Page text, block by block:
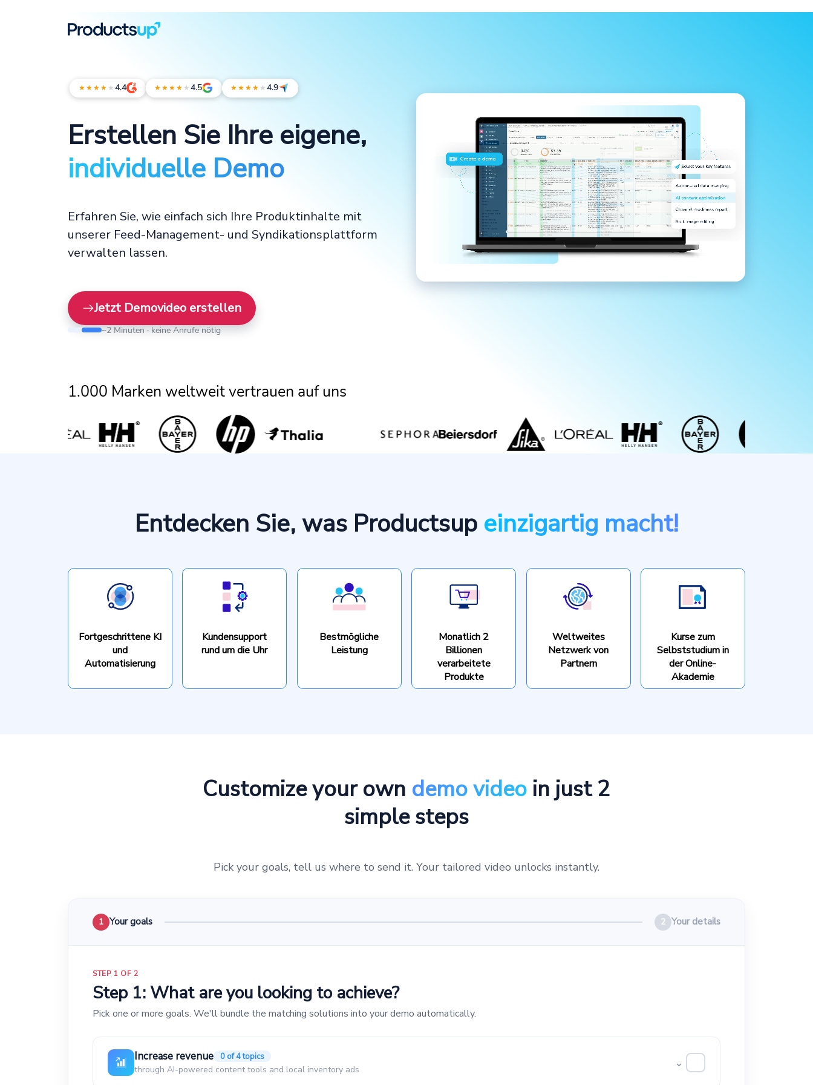
★★★★ ★4.4 ★★★★ ★4.5 ★★★★ ★4.9
Erstellen Sie Ihre eigene,
individuelle Demo
Erfahren Sie, wie einfach sich Ihre Produktinhalte mit
unserer Feed-Management- und Syndikationsplattform
verwalten lassen.
Jetzt Demovideo erstellen
~2 Minuten · keine Anrufe nötig
1.000 Marken weltweit vertrauen auf uns
Entdecken Sie, was Productsup einzigartig macht!
Fortgeschrittene KI
und
Automatisierung
Kundensupport
rund um die Uhr
Bestmögliche
Leistung
Monatlich 2
Billionen
verarbeitete
Produkte
Weltweites
Netzwerk von
Partnern
Kurse zum
Selbststudium in
der Online-
Akademie
Customize your own demo video in just 2
simple steps
Pick your goals, tell us where to send it. Your tailored video unlocks instantly.
1 Your goals 2 Your details
STEP 1 OF 2
Step 1: What are you looking to achieve?
Pick one or more goals. We'll bundle the matching solutions into your demo automatically.
Increase revenue 0 of 4 topics
through AI-powered content tools and local inventory ads ⌄